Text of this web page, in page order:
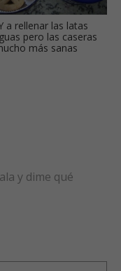
a rellenar las latas
pero las caseras
más sanas
y dime qué